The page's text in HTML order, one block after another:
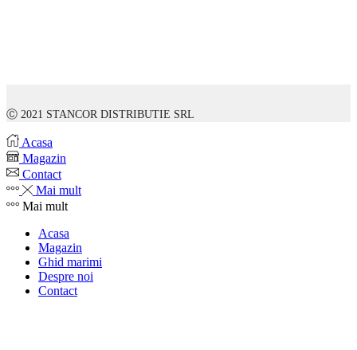
Ⓒ 2021 STANCOR DISTRIBUTIE SRL
Acasa
Magazin
Contact
Mai mult
Mai mult
Acasa
Magazin
Ghid marimi
Despre noi
Contact